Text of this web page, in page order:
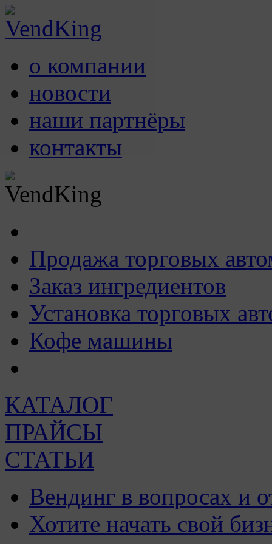
о компании
новости
наши партнёры
контакты
Продажа торговых
Заказ ингредиентов
Установка торговых
Кофе машины
КАТАЛОГ
ПРАЙСЫ
СТАТЬИ
Вендинг в вопросах и
Хотите начать свой